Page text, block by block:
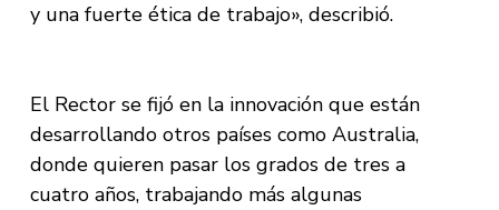
y una fuerte ética de trabajo», describió.
El Rector se fijó en la innovación que están
desarrollando otros países como Australia,
donde quieren pasar los grados de tres a
cuatro años, trabajando más algunas